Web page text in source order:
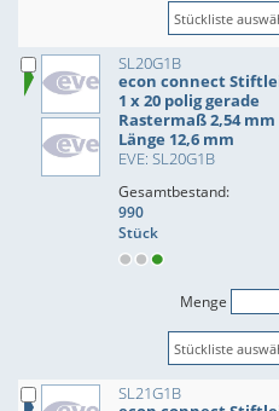
SL20G1B
econ connect
1 x 20 polig gerade
Rastermaß 2,54 mm
Länge 12,6 mm
EVE: SL20G1B
Gesamtbestand:
990
Stück
Menge
SL21G1B